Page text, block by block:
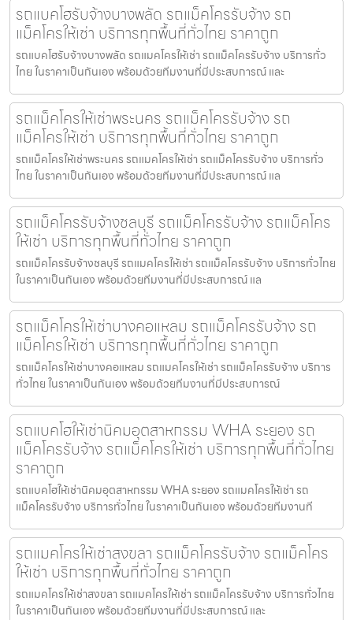
รถแบคโฮรับจ้างบางพลัด รถแม็คโครรับจ้าง รถ
แม็คโครให้เช่า บริการทุกพื้นที่ทั่วไทย ราคาถูก
รถแบคโฮรับจ้างบางพลัด รถแมคโครให้เช่า รถแม็คโครรับจ้าง บริการทั่ว
ไทย ในราคาเป็นกันเอง พร้อมด้วยทีมงานที่มีประสบการณ์ และ
รถแม็คโครให้เช่าพระนคร รถแม็คโครรับจ้าง รถ
แม็คโครให้เช่า บริการทุกพื้นที่ทั่วไทย ราคาถูก
รถแม็คโครให้เช่าพระนคร รถแมคโครให้เช่า รถแม็คโครรับจ้าง บริการทั่ว
ไทย ในราคาเป็นกันเอง พร้อมด้วยทีมงานที่มีประสบการณ์ แล
รถแม็คโครรับจ้างชลบุรี รถแม็คโครรับจ้าง รถแม็คโคร
ให้เช่า บริการทุกพื้นที่ทั่วไทย ราคาถูก
รถแม็คโครรับจ้างชลบุรี รถแมคโครให้เช่า รถแม็คโครรับจ้าง บริการทั่วไทย
ในราคาเป็นกันเอง พร้อมด้วยทีมงานที่มีประสบการณ์ แล
รถแม็คโครให้เช่าบางคอแหลม รถแม็คโครรับจ้าง รถ
แม็คโครให้เช่า บริการทุกพื้นที่ทั่วไทย ราคาถูก
รถแม็คโครให้เช่าบางคอแหลม รถแมคโครให้เช่า รถแม็คโครรับจ้าง บริการ
ทั่วไทย ในราคาเป็นกันเอง พร้อมด้วยทีมงานที่มีประสบการณ์
รถแบคโฮให้เช่านิคมอุตสาหกรรม WHA ระยอง รถ
แม็คโครรับจ้าง รถแม็คโครให้เช่า บริการทุกพื้นที่ทั่วไทย
ราคาถูก
รถแบคโฮให้เช่านิคมอุตสาหกรรม WHA ระยอง รถแมคโครให้เช่า รถ
แม็คโครรับจ้าง บริการทั่วไทย ในราคาเป็นกันเอง พร้อมด้วยทีมงานที
รถแมคโครให้เช่าสงขลา รถแม็คโครรับจ้าง รถแม็คโคร
ให้เช่า บริการทุกพื้นที่ทั่วไทย ราคาถูก
รถแมคโครให้เช่าสงขลา รถแมคโครให้เช่า รถแม็คโครรับจ้าง บริการทั่วไทย
ในราคาเป็นกันเอง พร้อมด้วยทีมงานที่มีประสบการณ์ และ